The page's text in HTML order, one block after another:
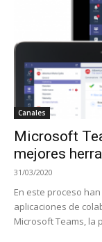
Canales
Microsoft
mejores
31/03/2020
En este proceso
aplicaciones de
Microsoft Teams, la